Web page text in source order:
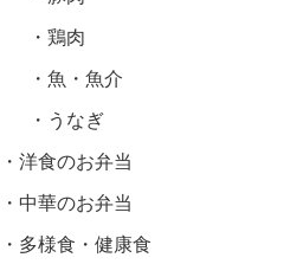
鶏肉
魚・魚介
うなぎ
洋食のお弁当
中華のお弁当
多様食・健康食